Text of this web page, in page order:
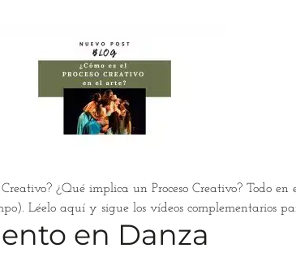
Creativo? ¿Qué implica un Proceso Creativo? Todo
Léelo aquí y sigue los vídeos complementarios
en Danza